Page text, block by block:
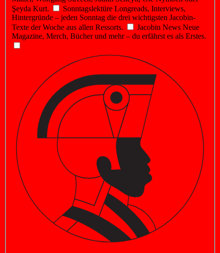
Şeyda Kurt.
Sonntagslektüre Longreads, Interviews,
Hintergründe – jeden Sonntag die drei wichtigsten Jacobin-
Texte der Woche aus allen Ressorts.
Jacobin News Neue
Magazine, Merch, Bücher und mehr – du erfährst es als Erstes.